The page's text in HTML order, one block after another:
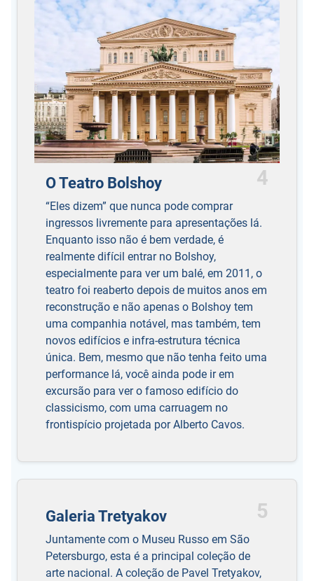
4
O Teatro Bolshoy
“Eles dizem” que nunca pode comprar
ingressos livremente para apresentações lá.
Enquanto isso não é bem verdade, é
realmente difícil entrar no Bolshoy,
especialmente para ver um balé, em 2011, o
teatro foi reaberto depois de muitos anos em
reconstrução e não apenas o Bolshoy tem
uma companhia notável, mas também, tem
novos edifícios e infra-estrutura técnica
única. Bem, mesmo que não tenha feito uma
performance lá, você ainda pode ir em
excursão para ver o famoso edifício do
classicismo, com uma carruagem no
frontispício projetada por Alberto Cavos.
5
Galeria Tretyakov
Juntamente com o Museu Russo em São
Petersburgo, esta é a principal coleção de
arte nacional. A coleção de Pavel Tretyakov,